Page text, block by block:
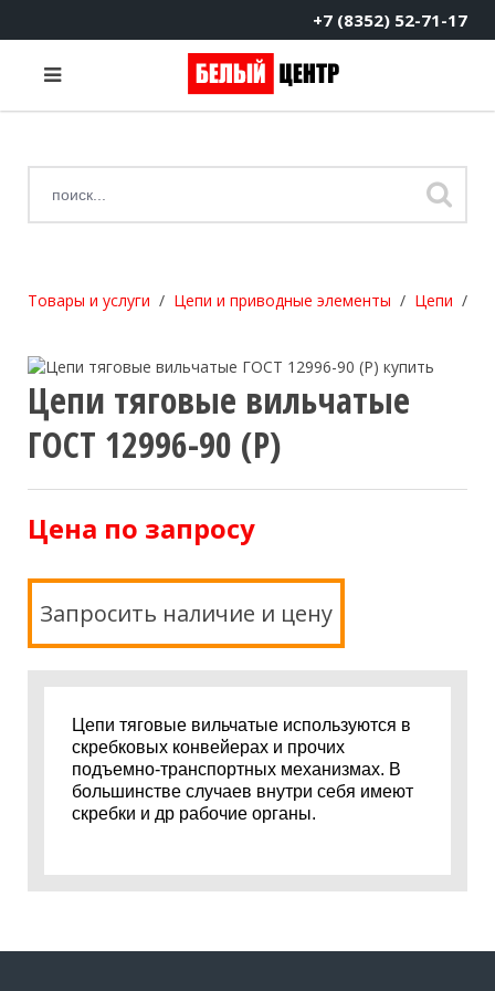
+7 (8352) 52-71-17
Товары и услуги Цепи и приводные элементы Цепи
Цепи тяговые вильчатые
ГОСТ 12996-90 (Р)
Цена по запросу
Запросить наличие и цену
Цепи тяговые вильчатые используются в
скребковых конвейерах и прочих
подъемно-транспортных механизмах. В
большинстве случаев внутри себя имеют
скребки и др рабочие органы.